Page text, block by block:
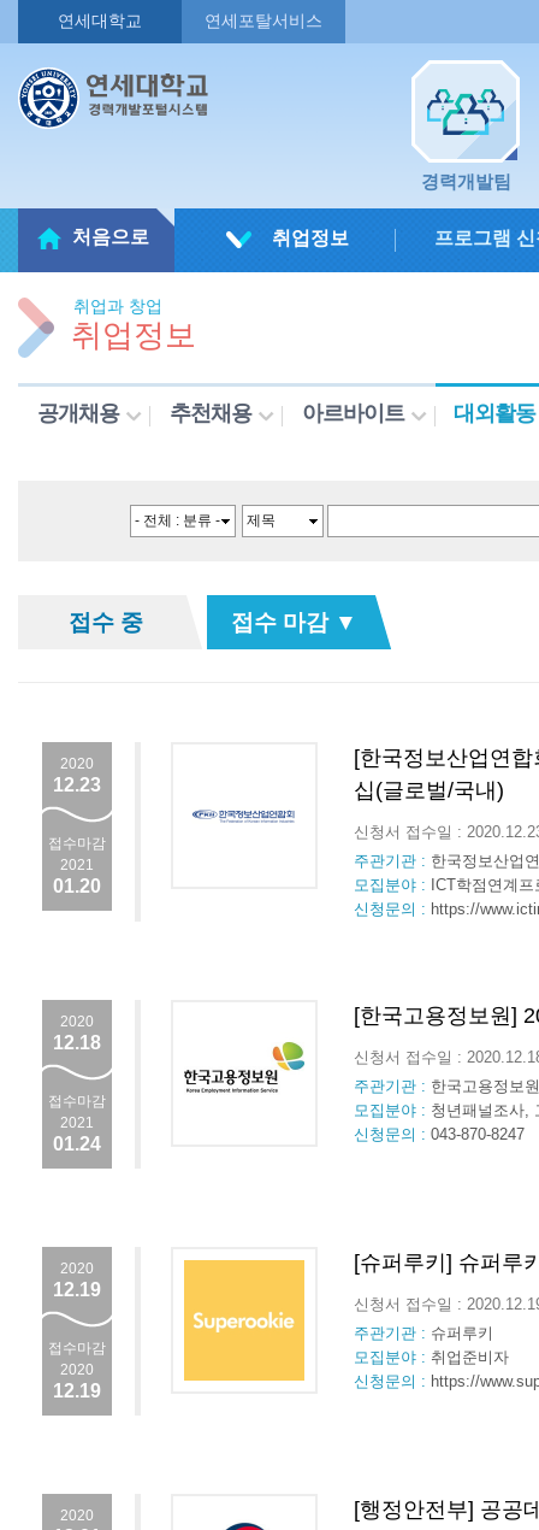
연세대학교 연세포탈서비스
경력개발팀
처음으로 취업정보 프로그램
취업과 창업
취업정보
공개채용 추천채용 아르바이트 대외활동
접수 중 접수 마감 ▼
2020
12.23
접수마감
2021
01.20
[한국정보산업연
십(글로벌/국내)
신청서 접수일 :
주관기관 : 한국정보산업
모집분야 : ICT학점연계
신청문의 : https://
2020
12.18
접수마감
2021
01.24
[한국고용정보원]
신청서 접수일 :
주관기관 : 한국고용정보원
모집분야 : 청년패널조사,
신청문의 : 043-870-8247
2020
12.19
접수마감
2020
12.19
[슈퍼루키] 슈퍼루
신청서 접수일 :
주관기관 : 슈퍼루키
모집분야 : 취업준비자
신청문의 : https://
2020
[행정안전부] 공공